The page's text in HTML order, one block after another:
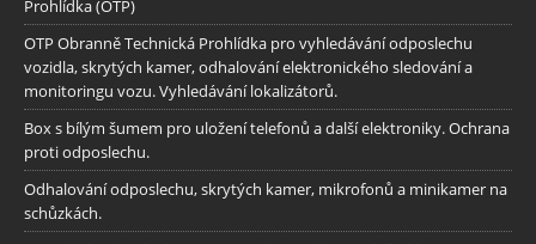
Prohlídka (OTP)
OTP Obranně Technická Prohlídka pro vyhledávání odposlechu
vozidla, skrytých kamer, odhalování elektronického sledování a
monitoringu vozu. Vyhledávání lokalizátorů.
Box s bílým šumem pro uložení telefonů a další elektroniky. Ochrana
proti odposlechu.
Odhalování odposlechu, skrytých kamer, mikrofonů a minikamer na
schůzkách.